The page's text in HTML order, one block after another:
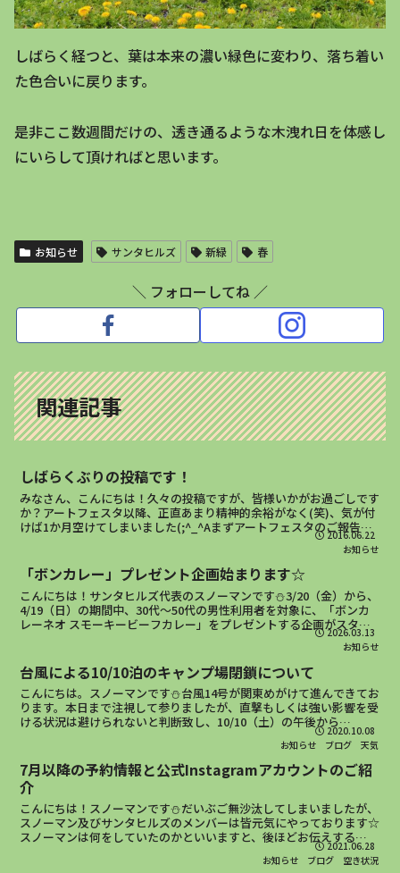
しばらく経つと、葉は本来の濃い緑色に変わり、落ち着い
た色合いに戻ります。
是非ここ数週間だけの、透き通るような木洩れ日を体感し
にいらして頂ければと思います。
お知らせ サンタヒルズ 新緑 春
＼ フォローしてね ／
関連記事
しばらくぶりの投稿です！
みなさん、こんにちは！久々の投稿ですが、皆様いかがお過ごしです
か？アートフェスタ以降、正直あまり精神的余裕がなく(笑)、気が付
けば1か月空けてしまいました(;^_^Aまずアートフェスタのご報告と
2016.06.22
お知らせ
「ボンカレー」プレゼント企画始まります☆
こんにちは！サンタヒルズ代表のスノーマンです⛄3/20（金）から、
4/19（日）の期間中、30代～50代の男性利用者を対象に、「ボンカ
レーネオ スモーキービーフカレー」をプレゼントする企画がスター
2026.03.13
お知らせ
台風による10/10泊のキャンプ場閉鎖について
こんにちは。スノーマンです⛄台風14号が関東めがけて進んできてお
ります。本日まで注視して参りましたが、直撃もしくは強い影響を受
ける状況は避けられないと判断致し、10/10（土）の午後から2020.10.08
お知らせ
ブログ 天気
7月以降の予約情報と公式Instagramアカウントのご紹
介
こんにちは！スノーマンです⛄だいぶご無沙汰してしまいましたが、
スノーマン及びサンタヒルズのメンバーは皆元気にやっております☆
スノーマンは何をしていたのかといいますと、後ほどお伝えする
2021.06.28
お知らせ
ブログ 空き状況